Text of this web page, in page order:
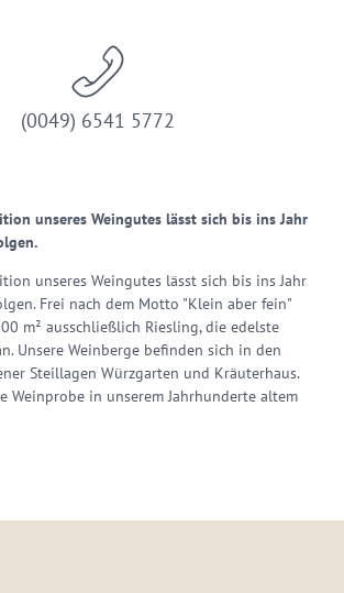
(0049) 6541 5772
unseres Weingutes lässt sich bis ins Jahr
unseres Weingutes lässt sich bis ins Jahr
Frei nach dem Motto "Klein aber fein"
m² ausschließlich Riesling, die edelste
Unsere Weinberge befinden sich in den
Steillagen Würzgarten und Kräuterhaus.
Weinprobe in unserem Jahrhunderte altem